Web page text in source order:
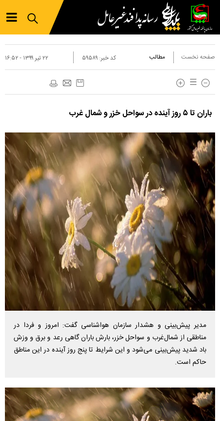
صفحه نخست مطالب ۲۲ تير ۱۳۹۹ - ۱۶:۵۲ کد خبر: ۵۹۵۸۹
‌باران تا ۵ روز آینده در سواحل خزر و شمال غرب
مدیر پیش‌‌بینی و هشدار سازمان هواشناسی گفت: امروز و فردا در
مناطقی از شمال‌غرب و سواحل خزر، بارش باران گاهی رعد و برق و وزش
باد شدید پیش‌بینی می‌شود و این شرایط تا پنج روز آینده در این مناطق
حاکم است.